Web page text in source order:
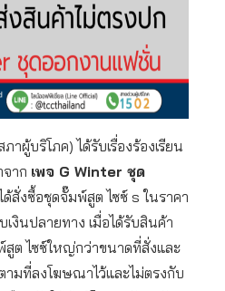
าผู้บริโภค) ได้รับเรื่องร้องเรียน
าก เพจ G Winter ชุด
ด้สั่งซื้อชุดจั๊มพ์สูต ไซซ์ s ในราคา
เงินปลายทาง เมื่อได้รับสินค้า
สูต ไซซ์ใหญ่กว่าขนาดที่สั่งและ
ามที่ลงโฆษณาไว้และไม่ตรงกับ